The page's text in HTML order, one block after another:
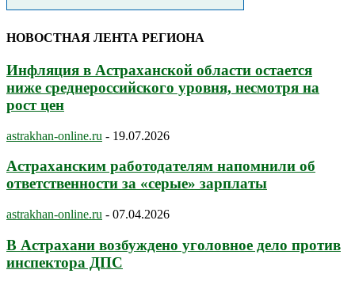
НОВОСТНАЯ ЛЕНТА РЕГИОНА
Инфляция в Астраханской области остается
ниже среднероссийского уровня, несмотря на
рост цен
astrakhan-online.ru - 19.07.2026
Астраханским работодателям напомнили об
ответственности за «серые» зарплаты
astrakhan-online.ru - 07.04.2026
В Астрахани возбуждено уголовное дело против
инспектора ДПС